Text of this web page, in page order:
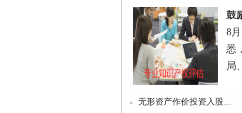
鼓
8
悉
局
无形资产作价投资入股…